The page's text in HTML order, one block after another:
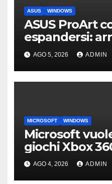
ASUS WINDOWS
ASUS ProArt
espandersi:
box SSD di
AGO 5, 2026 ADMIN
MICROSOFT WINDOWS
Microsoft
giochi Xbox
indiscrezioni
AGO 4, 2026 ADMIN